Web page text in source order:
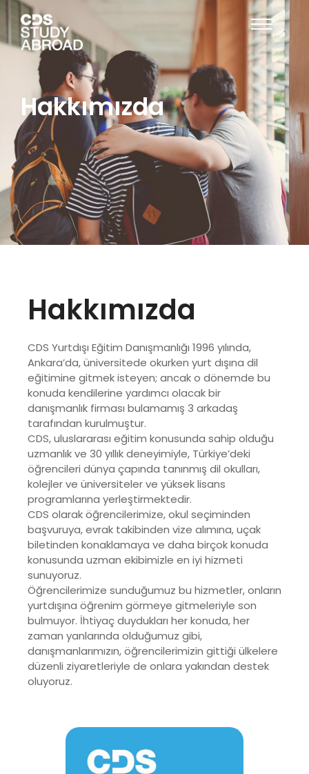
Hakkımızda
Hakkımızda
CDS Yurtdışı Eğitim Danışmanlığı 1996 yılında,
Ankara’da, üniversitede okurken yurt dışına dil
eğitimine gitmek isteyen; ancak o dönemde bu
konuda kendilerine yardımcı olacak bir
danışmanlık firması bulamamış 3 arkadaş
tarafından kurulmuştur.
CDS, uluslararası eğitim konusunda sahip olduğu
uzmanlık ve 30 yıllık deneyimiyle, Türkiye’deki
öğrencileri dünya çapında tanınmış dil okulları,
kolejler ve üniversiteler ve yüksek lisans
programlarına yerleştirmektedir.
CDS olarak öğrencilerimize, okul seçiminden
başvuruya, evrak takibinden vize alımına, uçak
biletinden konaklamaya ve daha birçok konuda
konusunda uzman ekibimizle en iyi hizmeti
sunuyoruz.
Öğrencilerimize sunduğumuz bu hizmetler, onların
yurtdışına öğrenim görmeye gitmeleriyle son
bulmuyor. İhtiyaç duydukları her konuda, her
zaman yanlarında olduğumuz gibi,
danışmanlarımızın, öğrencilerimizin gittiği ülkelere
düzenli ziyaretleriyle de onlara yakından destek
oluyoruz.